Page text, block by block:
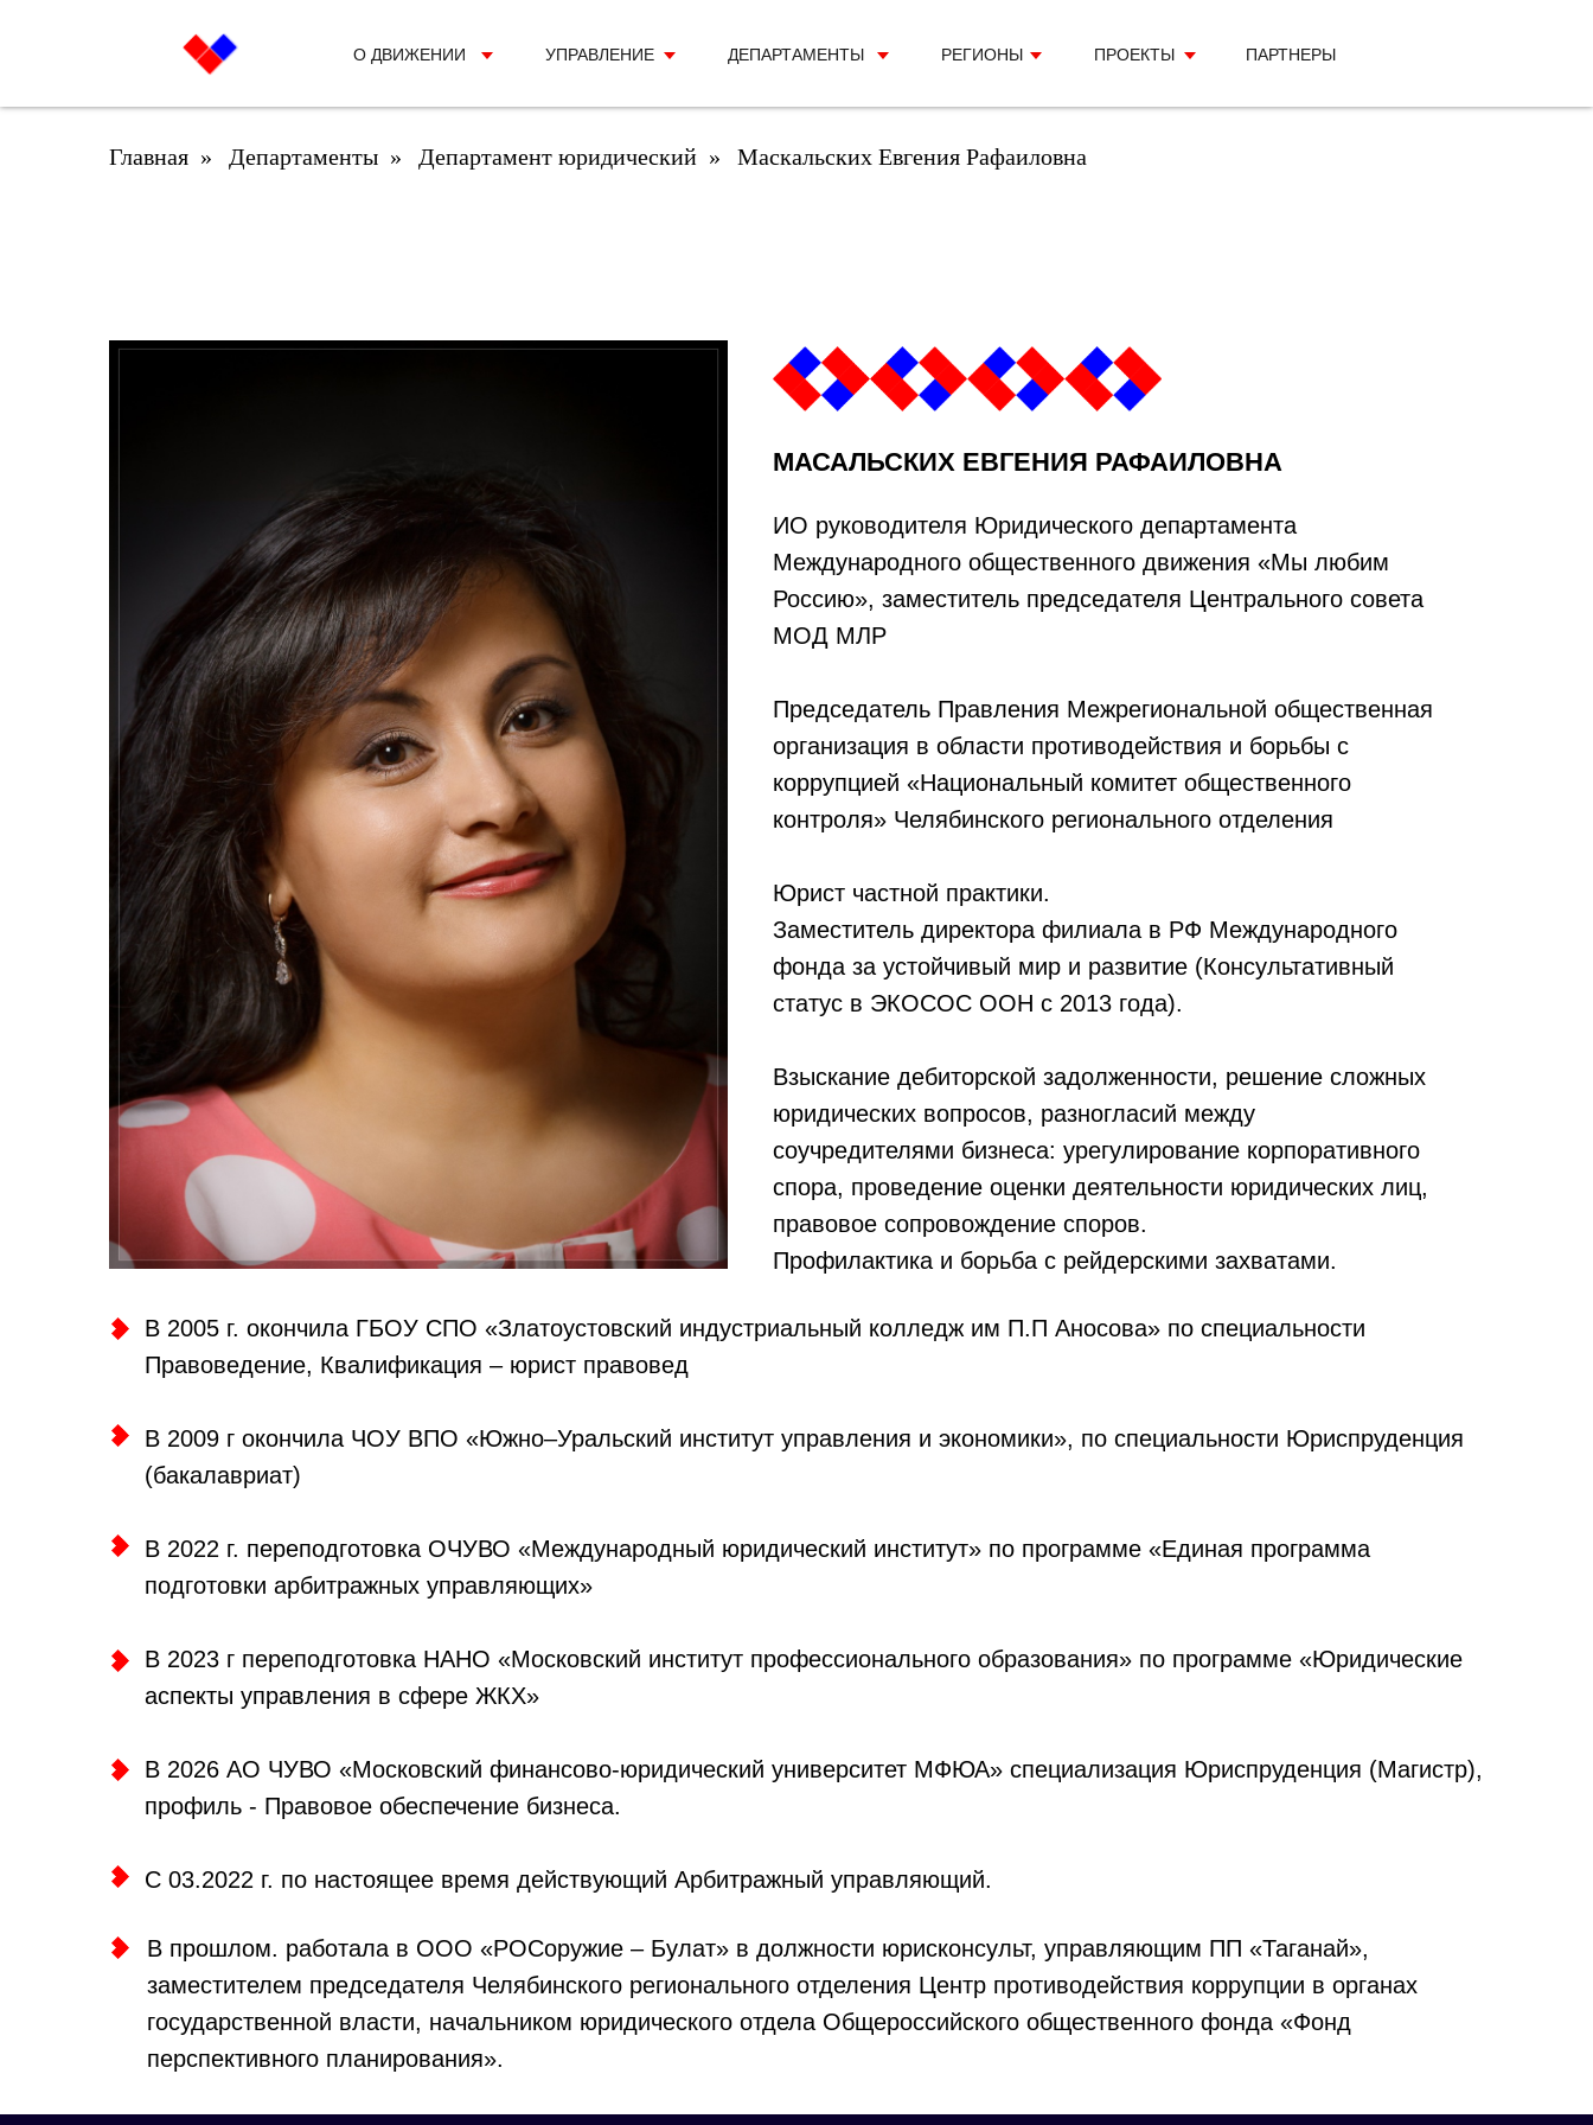
О ДВИЖЕНИИ ДЕПАРТАМЕНТЫ РЕГИОНЫ ПРОЕКТЫ ПАРТНЕРЫ
УПРАВЛЕНИЕ
Главная » Департаменты » Департамент юридический » Маскальских Евгения Рафаиловна
МАСАЛЬСКИХ ЕВГЕНИЯ РАФАИЛОВНА
ИО руководителя Юридического департамента
Международного общественного движения «Мы любим
Россию», заместитель председателя Центрального совета
МОД МЛР
Председатель Правления Межрегиональной общественная
организация в области противодействия и борьбы с
коррупцией «Национальный комитет общественного
контроля» Челябинского регионального отделения
Юрист частной практики.
Заместитель директора филиала в РФ Международного
фонда за устойчивый мир и развитие (Консультативный
статус в ЭКОСОС ООН с 2013 года).
Взыскание дебиторской задолженности, решение сложных
юридических вопросов, разногласий между
соучредителями бизнеса: урегулирование корпоративного
спора, проведение оценки деятельности юридических лиц,
правовое сопровождение споров.
Профилактика и борьба с рейдерскими захватами.
В 2005 г. окончила ГБОУ СПО «Златоустовский индустриальный колледж им П.П Аносова» по специальности
Правоведение, Квалификация – юрист правовед
В 2009 г окончила ЧОУ ВПО «Южно–Уральский институт управления и экономики», по специальности Юриспруденция
(бакалавриат)
В 2022 г. переподготовка ОЧУВО «Международный юридический институт» по программе «Единая программа
подготовки арбитражных управляющих»
В 2023 г переподготовка НАНО «Московский институт профессионального образования» по программе «Юридические
аспекты управления в сфере ЖКХ»
В 2026 АО ЧУВО «Московский финансово-юридический университет МФЮА» специализация Юриспруденция (Магистр),
профиль - Правовое обеспечение бизнеса.
С 03.2022 г. по настоящее время действующий Арбитражный управляющий.
В прошлом. работала в ООО «РОСоружие – Булат» в должности юрисконсульт, управляющим ПП «Таганай»,
заместителем председателя Челябинского регионального отделения Центр противодействия коррупции в органах
государственной власти, начальником юридического отдела Общероссийского общественного фонда «Фонд
перспективного планирования».